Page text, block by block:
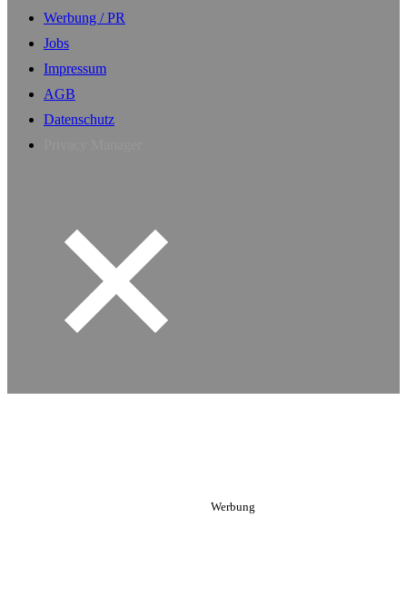
Werbung / PR
Jobs
Impressum
AGB
Datenschutz